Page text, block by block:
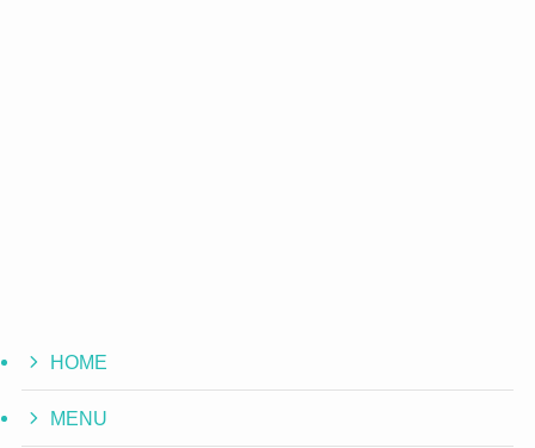
HOME
MENU